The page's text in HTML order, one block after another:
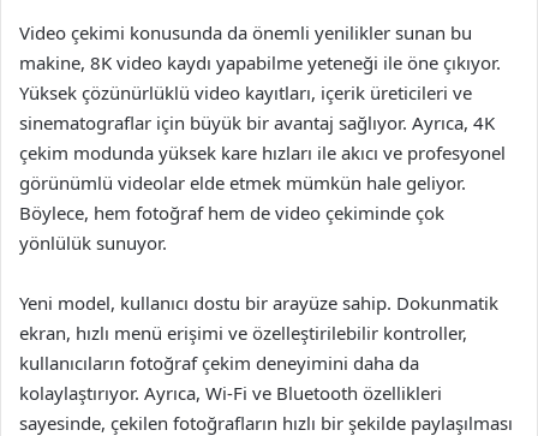
Video çekimi konusunda da önemli yenilikler sunan bu
makine, 8K video kaydı yapabilme yeteneği ile öne çıkıyor.
Yüksek çözünürlüklü video kayıtları, içerik üreticileri ve
sinematograflar için büyük bir avantaj sağlıyor. Ayrıca, 4K
çekim modunda yüksek kare hızları ile akıcı ve profesyonel
görünümlü videolar elde etmek mümkün hale geliyor.
Böylece, hem fotoğraf hem de video çekiminde çok
yönlülük sunuyor.
Yeni model, kullanıcı dostu bir arayüze sahip. Dokunmatik
ekran, hızlı menü erişimi ve özelleştirilebilir kontroller,
kullanıcıların fotoğraf çekim deneyimini daha da
kolaylaştırıyor. Ayrıca, Wi-Fi ve Bluetooth özellikleri
sayesinde, çekilen fotoğrafların hızlı bir şekilde paylaşılması